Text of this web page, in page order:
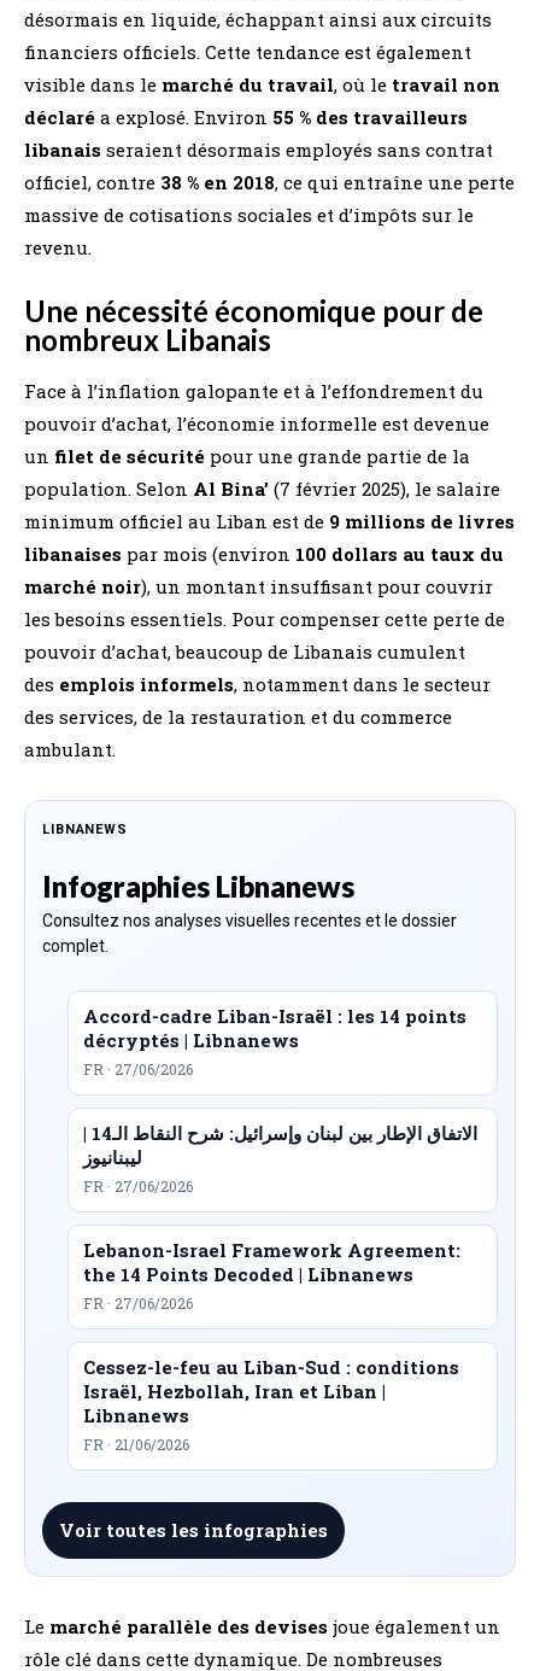
désormais en liquide, échappant ainsi aux circuits
financiers officiels​. Cette tendance est également
visible dans le marché du travail, où le travail non
déclaré a explosé. Environ 55 % des travailleurs
libanais seraient désormais employés sans contrat
officiel, contre 38 % en 2018, ce qui entraîne une perte
massive de cotisations sociales et d’impôts sur le
revenu​.
Une nécessité économique pour de
nombreux Libanais
Face à l’inflation galopante et à l’effondrement du
pouvoir d’achat, l’économie informelle est devenue
un filet de sécurité pour une grande partie de la
population. Selon Al Bina’ (7 février 2025), le salaire
minimum officiel au Liban est de 9 millions de livres
libanaises par mois (environ 100 dollars au taux du
marché noir), un montant insuffisant pour couvrir
les besoins essentiels​. Pour compenser cette perte de
pouvoir d’achat, beaucoup de Libanais cumulent
des emplois informels, notamment dans le secteur
des services, de la restauration et du commerce
ambulant.
LIBNANEWS
Infographies Libnanews
Consultez nos analyses visuelles recentes et le dossier
complet.
Accord-cadre Liban-Israël : les 14 points
décryptés | Libnanews
FR · 27/06/2026
الاتفاق الإطار بين لبنان وإسرائيل: شرح النقاط الـ14 |
ليبنانيوز
FR · 27/06/2026
Lebanon-Israel Framework Agreement:
the 14 Points Decoded | Libnanews
FR · 27/06/2026
Cessez-le-feu au Liban-Sud : conditions
Israël, Hezbollah, Iran et Liban |
Libnanews
FR · 21/06/2026
Voir toutes les infographies
Le marché parallèle des devises joue également un
rôle clé dans cette dynamique. De nombreuses